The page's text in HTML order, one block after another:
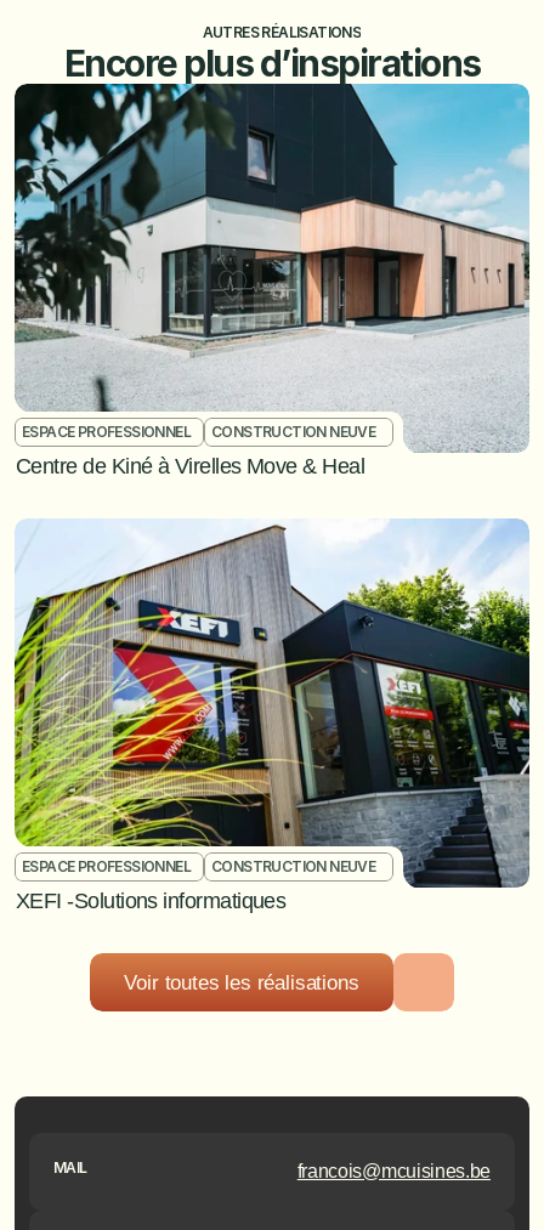
AUTRES RÉALISATIONS
Encore plus d’inspirations
ESPACE PROFESSIONNEL CONSTRUCTION NEUVE
Centre de Kiné à Virelles Move & Heal
ESPACE PROFESSIONNEL CONSTRUCTION NEUVE
XEFI -Solutions informatiques
Voir toutes les réalisations
MAIL francois@mcuisines.be